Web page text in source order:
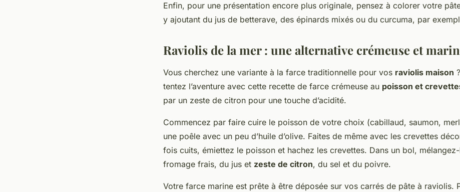
Enfin, pour une présentation encore plus originale, pensez à colorer votre
y ajoutant du jus de betterave, des épinards mixés ou du curcuma, par
Raviolis de la mer : une alternative crémeuse et
Vous cherchez une variante à la farce traditionnelle pour vos raviolis maison
tentez l’aventure avec cette recette de farce crémeuse au poisson et
par un zeste de citron pour une touche d’acidité.
Commencez par faire cuire le poisson de votre choix (cabillaud, saumon,
une poêle avec un peu d’huile d’olive. Faites de même avec les crevettes
fois cuits, émiettez le poisson et hachez les crevettes. Dans un bol,
fromage frais, du jus et zeste de citron, du sel et du poivre.
Votre farce marine est prête à être déposée sur vos carrés de pâte à raviolis.